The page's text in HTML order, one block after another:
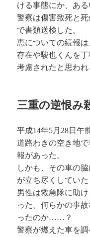
ける事態にか、ある
警察は傷害致死と
で書類送検した。
恵についての続報
存在や駿也くんを
考慮されたと思われ
三重の逆恨み
平成14年5月28日午
道路わきの空き地
報があった。
しかも、その車の
が立ち尽くしていた
男性は救急隊に助
った。何らかの事
ったのか……？
警察が燃えた車を